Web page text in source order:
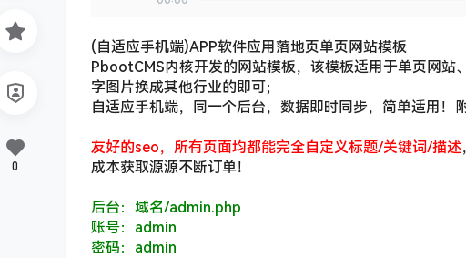
(自适应手机端)APP软件应用落地页单页网站模板
PbootCMS内核开发的网站模板，该模板适用于单页网
字图片换成其他行业的即可；
自适应手机端，同一个后台，数据即时同步，简单适用！
友好的seo，所有页面均都能完全自定义标题/关键词/描述
成本获取源源不断订单！
后台：域名/admin.php
账号：admin
密码：admin
0